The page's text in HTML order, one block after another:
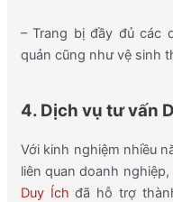
– Trang bị đầy đủ các
quản cũng như vệ sinh
4. Dịch vụ tư vấn
Với kinh nghiệm nhiều
liên quan doanh nghiệp,
Duy Ích đã hỗ trợ